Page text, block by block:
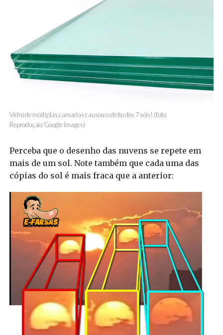
Vidro de múltiplas camadas causou o efeito dos 7 sóis! (foto:
Reprodução/Google Images)
Perceba que o desenho das nuvens se repete em
mais de um sol. Note também que cada uma das
cópias do sol é mais fraca que a anterior: